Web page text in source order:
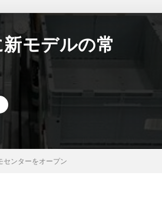
モデルの常
センターをオープン